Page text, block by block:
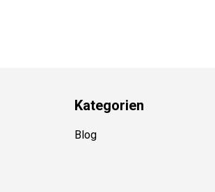
Kategorien
Blog